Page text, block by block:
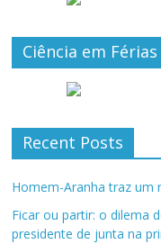
Ciência em Férias
Recent Posts
Homem-Aranha traz um
Ficar ou partir: o dilema
presidente de junta na